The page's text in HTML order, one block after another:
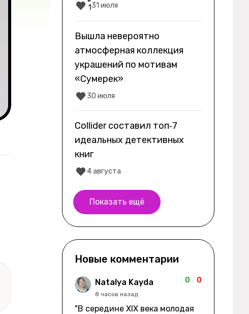
1 31 июля
Вышла невероятно
атмосферная коллекция
украшений по мотивам
«Сумерек»
30 июля
Collider составил топ‑7
идеальных детективных
книг
4 августа
Показать ещё
Новые комментарии
Natalya Kayda
8 часов назад
0 / 0
"В середине XIX века молодая